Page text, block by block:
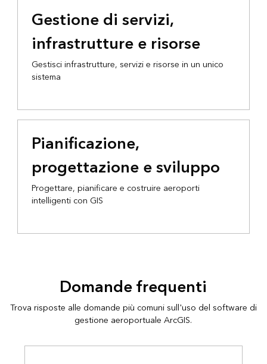
Gestione di servizi,
infrastrutture e risorse
Gestisci infrastrutture, servizi e risorse in un unico
sistema
Pianificazione,
progettazione e sviluppo
Progettare, pianificare e costruire aeroporti
intelligenti con GIS
Domande frequenti
Trova risposte alle domande più comuni sull'uso del software di
gestione aeroportuale ArcGIS.